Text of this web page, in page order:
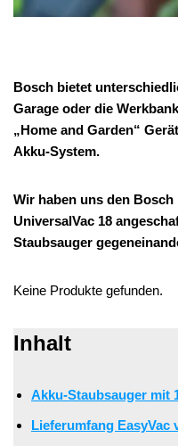
Bosch bietet
Garage oder die
„Home and Garden“
Akku-System.
Wir haben uns den Bosch
UniversalVac 18
Staubsauger
Keine Produkte gefunden.
Inhalt
Akku-Staubsauger mit
Lieferumfang EasyVac